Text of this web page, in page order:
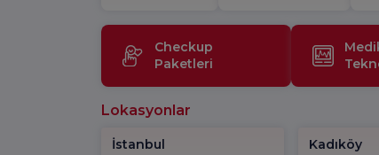
Checkup
Paketleri
Lokasyonlar
İstanbul Kadıköy